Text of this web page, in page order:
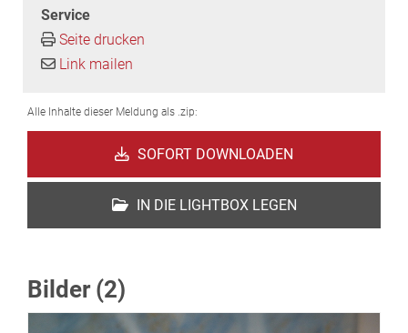
Service
Seite drucken
Link mailen
Alle Inhalte dieser Meldung als .zip:
SOFORT DOWNLOADEN
IN DIE LIGHTBOX LEGEN
Bilder (2)